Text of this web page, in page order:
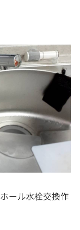
ール水栓交換作